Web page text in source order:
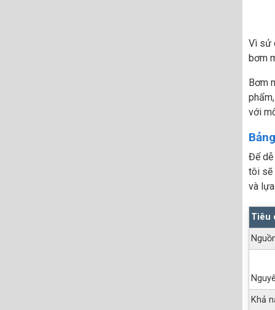
Vì sử
bơm
Bơm
với
Để dễ
tôi sẽ
và
Tiêu
Khả